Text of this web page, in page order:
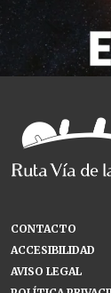
CONTACTO
ACCESIBILIDAD
AVISO LEGAL